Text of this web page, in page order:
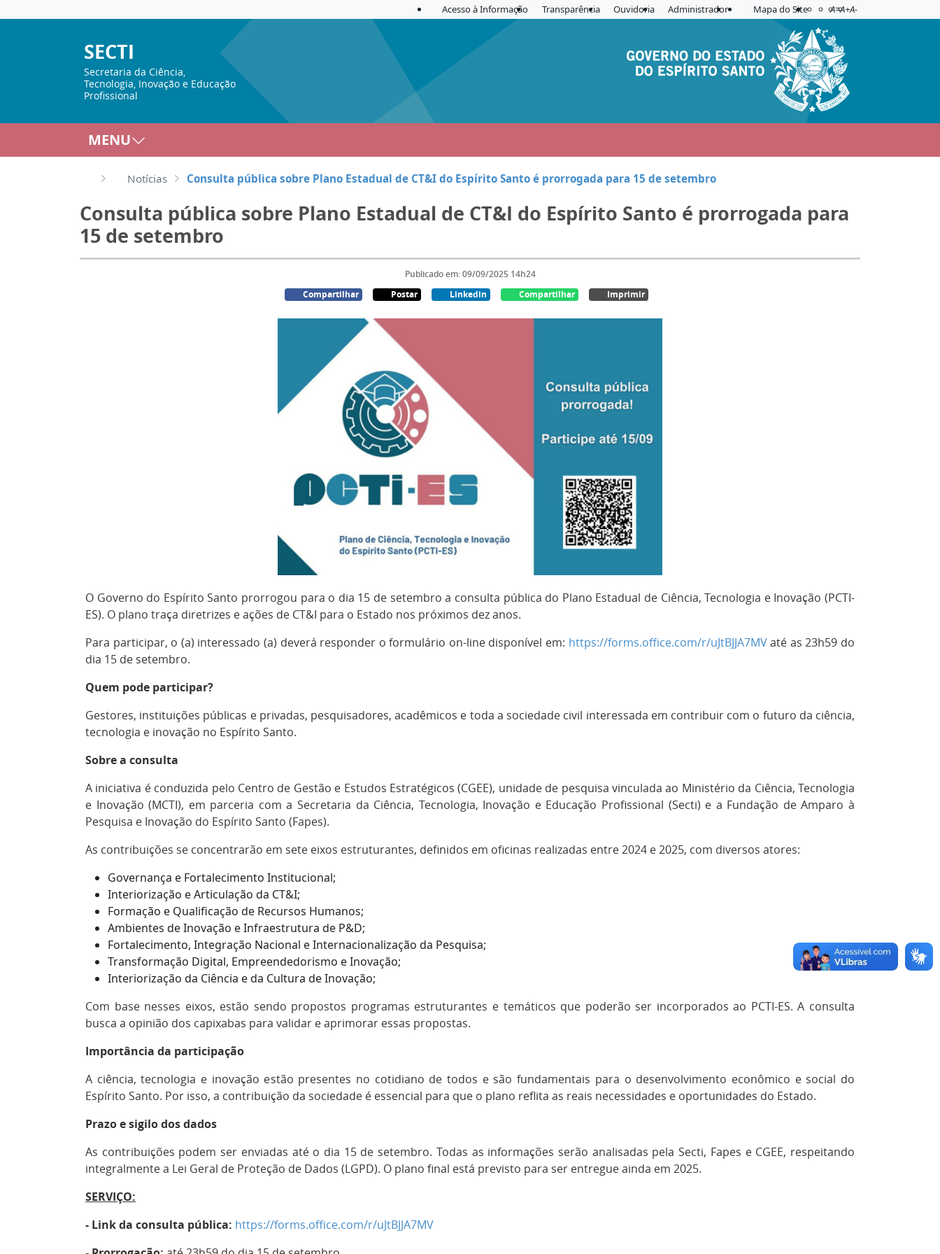
Acesso à Informação Transparência Ouvidoria Administrador Mapa do Site Acessibilidade
Aplicar contraste
A=A+A-
SECTI
Secretaria da Ciência,
Tecnologia, Inovação e Educação
Profissional
MENU
Notícias Consulta pública sobre Plano Estadual de CT&I do Espírito Santo é prorrogada para 15 de setembro
Consulta pública sobre Plano Estadual de CT&I do Espírito Santo é prorrogada para
15 de setembro
Publicado em: 09/09/2025 14h24
Compartilhar
Postar Linkedin Compartilhar Imprimir
O Governo do Espírito Santo prorrogou para o dia 15 de setembro a consulta pública do Plano Estadual de Ciência, Tecnologia e Inovação (PCTI-
ES). O plano traça diretrizes e ações de CT&I para o Estado nos próximos dez anos.
Para participar, o (a) interessado (a) deverá responder o formulário on-line disponível em: https://forms.office.com/r/uJtBJJA7MVaté as 23h59 do
dia 15 de setembro.
Quem pode participar?
Gestores, instituições públicas e privadas, pesquisadores, acadêmicos e toda a sociedade civil interessada em contribuir com o futuro da ciência,
tecnologia e inovação no Espírito Santo.
Sobre a consulta
A iniciativa é conduzida pelo Centro de Gestão e Estudos Estratégicos (CGEE), unidade de pesquisa vinculada ao Ministério da Ciência, Tecnologia
e Inovação (MCTI), em parceria com a Secretaria da Ciência, Tecnologia, Inovação e Educação Profissional (Secti) e a Fundação de Amparo à
Pesquisa e Inovação do Espírito Santo (Fapes).
As contribuições se concentrarão em sete eixos estruturantes, definidos em oficinas realizadas entre 2024 e 2025, com diversos atores:
Governança e Fortalecimento Institucional;
Interiorização e Articulação da CT&I;
Formação e Qualificação de Recursos Humanos;
Ambientes de Inovação e Infraestrutura de P&D;
Fortalecimento, Integração Nacional e Internacionalização da Pesquisa;
Transformação Digital, Empreendedorismo e Inovação;
Interiorização da Ciência e da Cultura de Inovação;
Com base nesses eixos, estão sendo propostos programas estruturantes e temáticos que poderão ser incorporados ao PCTI-ES. A consulta
busca a opinião dos capixabas para validar e aprimorar essas propostas.
Importância da participação
A ciência, tecnologia e inovação estão presentes no cotidiano de todos e são fundamentais para o desenvolvimento econômico e social do
Espírito Santo. Por isso, a contribuição da sociedade é essencial para que o plano reflita as reais necessidades e oportunidades do Estado.
Prazo e sigilo dos dados
As contribuições podem ser enviadas até o dia 15 de setembro. Todas as informações serão analisadas pela Secti, Fapes e CGEE, respeitando
integralmente a Lei Geral de Proteção de Dados (LGPD). O plano final está previsto para ser entregue ainda em 2025.
SERVIÇO:
- Link da consulta pública: https://forms.office.com/r/uJtBJJA7MV